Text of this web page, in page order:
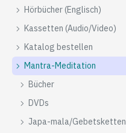
Hörbücher (Englisch)
Kassetten (Audio/Video)
Katalog bestellen
Mantra-Meditation
Bücher
DVDs
Japa-mala/Gebetsketten